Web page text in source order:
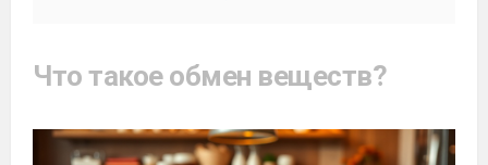
Что такое обмен веществ?